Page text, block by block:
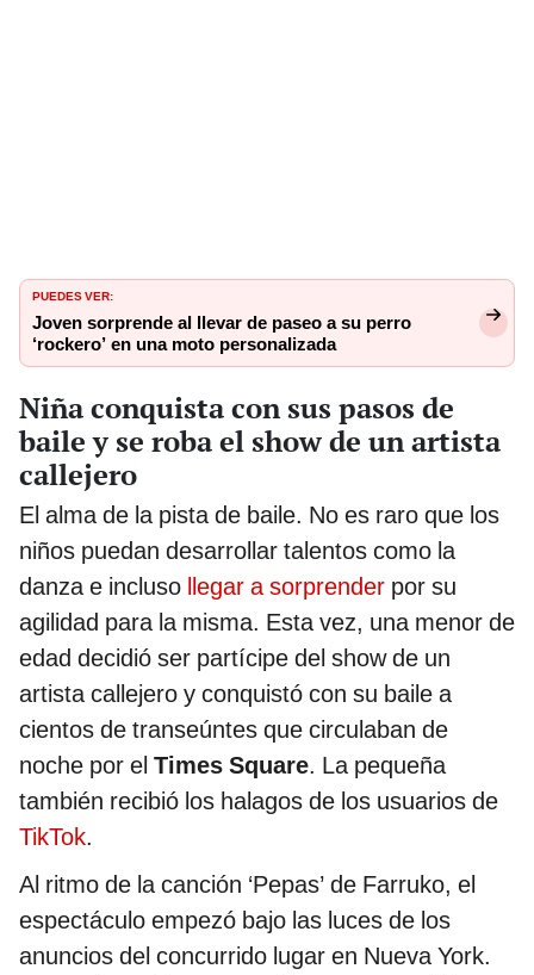
PUEDES VER:
Joven sorprende al llevar de paseo a su perro
‘rockero’ en una moto personalizada
Niña conquista con sus pasos de
baile y se roba el show de un artista
callejero
El alma de la pista de baile. No es raro que los
niños puedan desarrollar talentos como la
danza e incluso llegar a sorprender por su
agilidad para la misma. Esta vez, una menor de
edad decidió ser partícipe del show de un
artista callejero y conquistó con su baile a
cientos de transeúntes que circulaban de
noche por el Times Square. La pequeña
también recibió los halagos de los usuarios de
TikTok.
Al ritmo de la canción ‘Pepas’ de Farruko, el
espectáculo empezó bajo las luces de los
anuncios del concurrido lugar en Nueva York.